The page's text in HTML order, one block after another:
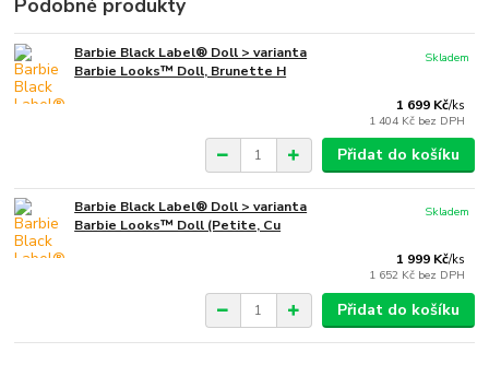
Barbie Black Label® Doll > varianta
Barbie Looks™ Doll, Brunette H
1 699 Kč/ks
1 404 Kč bez DPH
Skladem
Přidat do košíku
Barbie Black Label® Doll > varianta
Barbie Looks™ Doll (Petite, Cu
1 999 Kč/ks
1 652 Kč bez DPH
Skladem
Přidat do košíku